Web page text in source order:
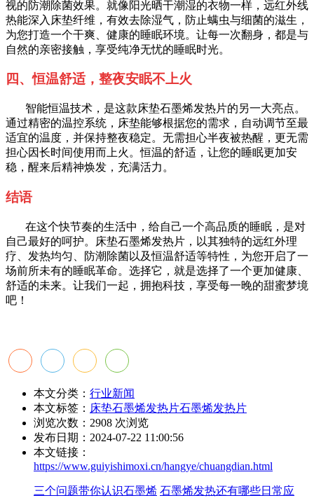
视的防潮除菌效果。就像阳光晒干潮湿的衣物一样，远红外线
热能深入床垫纤维，有效去除湿气，防止螨虫与细菌的滋生，
为您打造一个干爽、健康的睡眠环境。让每一次翻身，都是与
自然的亲密接触，享受纯净无忧的睡眠时光。
四、恒温舒适，整夜安眠不上火
智能恒温技术，是这款床垫石墨烯发热片的另一大亮点。
通过精密的温控系统，床垫能够根据您的需求，自动调节至最
适宜的温度，并保持整夜稳定。无需担心半夜被热醒，更无需
担心因长时间使用而上火。恒温的舒适，让您的睡眠更加安
稳，醒来后精神焕发，充满活力。
结语
在这个快节奏的生活中，给自己一个高品质的睡眠，是对
自己最好的呵护。床垫石墨烯发热片，以其独特的远红外理
疗、发热均匀、防潮除菌以及恒温舒适等特性，为您开启了一
场前所未有的睡眠革命。选择它，就是选择了一个更加健康、
舒适的未来。让我们一起，拥抱科技，享受每一晚的甜蜜梦境
吧！
本文分类： 行业新闻
本文标签： 床垫石墨烯发热片石墨烯发热片
浏览次数： 2908 次浏览
发布日期：2024-07-22 11:00:56
本文链接：
https://www.guiyishimoxi.cn/hangye/chuangdian.html
三个问题带你认识石墨烯 石墨烯发热还有哪些日常应